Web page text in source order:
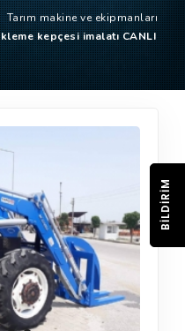
Tarım makine ve ekipmanları
kepçesi imalatı CANLI
BILDIRIM